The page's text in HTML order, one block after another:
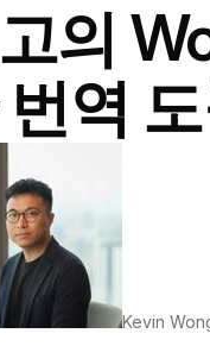
의
역
Kevin